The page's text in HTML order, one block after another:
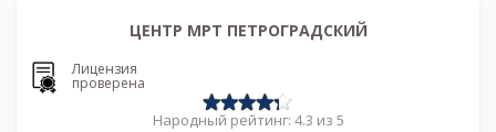
ЦЕНТР МРТ ПЕТРОГРАДСКИЙ
Лицензия
проверена
Народный рейтинг: 4.3 из 5